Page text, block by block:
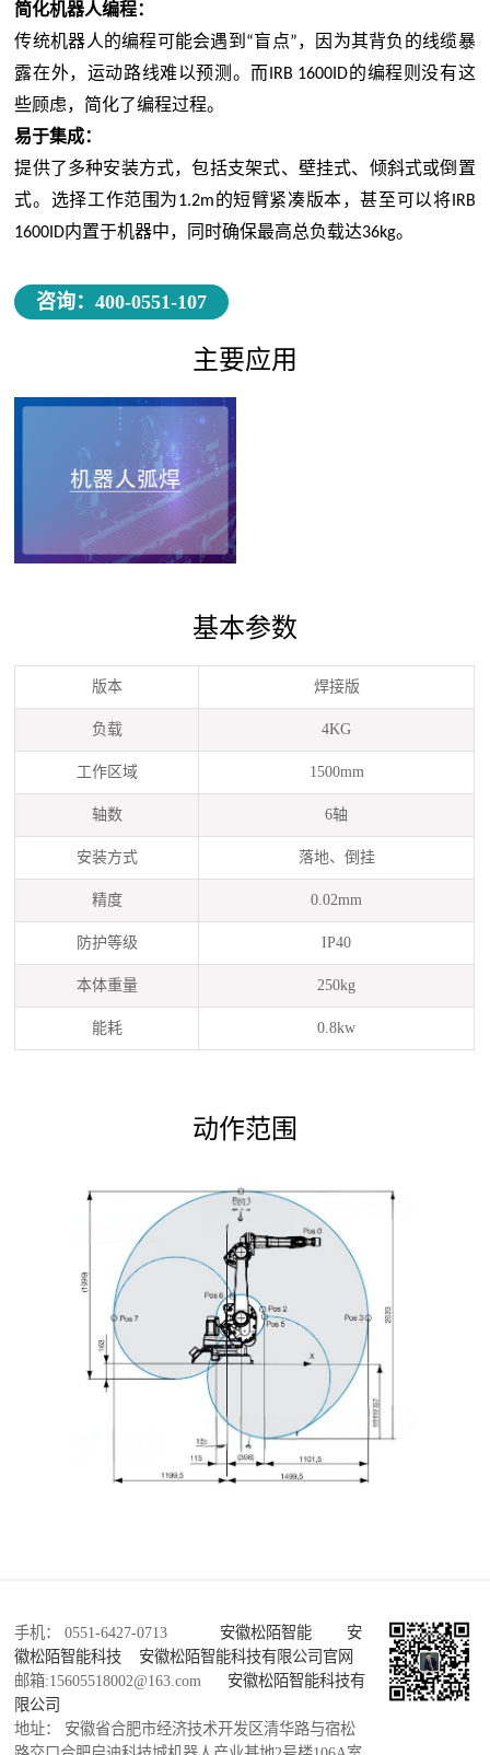
简化机器人编程：
传统机器人的编程可能会遇到 “盲点”，因为其背负的线缆暴
露在外，运动路线难以预测。而IRB 1600ID的编程则没有这
些顾虑，简化了编程过程。
易于集成：
提供了多种安装方式，包括支架式、壁挂式、倾斜式或倒置
式。选择工作范围为1.2m的短臂紧凑版本，甚至可以将IRB
1600ID内置于机器中，同时确保最高总负载达36kg。
咨询：400-0551-107
主要应用
基本参数
版本 焊接版
负载 4KG
工作区域 1500mm
轴数 6轴
安装方式 落地、倒挂
精度 0.02mm
防护等级 IP40
本体重量 250kg
能耗 0.8kw
动作范围
手机： 0551-6427-0713 安徽松陌智能
安
徽松陌智能科技
安徽松陌智能科技有限公司官网
邮箱:15605518002@163.com 安徽松陌智能科技有
限公司
地址： 安徽省合肥市经济技术开发区清华路与宿松